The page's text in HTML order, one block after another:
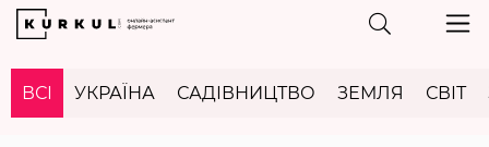
ВСІ УКРАЇНА САДІВНИЦТВО ЗЕМЛЯ СВІТ